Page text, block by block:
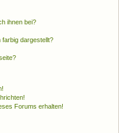
ihnen bei?
dargestellt?
Forums erhalten!